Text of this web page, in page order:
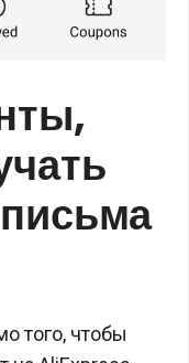
того, чтобы